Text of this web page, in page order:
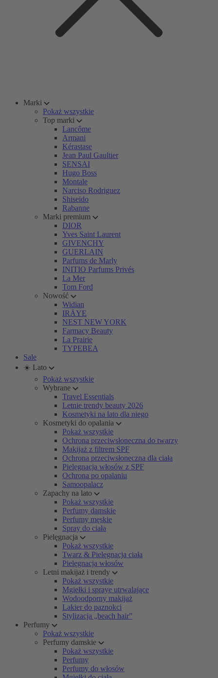
Marki
Pokaż wszystkie
Top marki
Lancôme
Armani
Kérastase
Jean Paul Gaultier
SENSAI
Hugo Boss
Montale
Narciso Rodriguez
Shiseido
Rabanne
Marki premium
DIOR
Yves Saint Laurent
GIVENCHY
GUERLAIN
Parfums de Marly
INITIO Parfums Privés
La Mer
Tom Ford
Nowość
Widian
IRÄYE
NEST NEW YORK
Farmacy Beauty
La Prairie
TYPEBEA
Sale
☀️ Lato
Pokaż wszystkie
Wybrane
Travel Essentials
Letnie trendy beauty 2026
Kosmetyki na lato dla niego
Kosmetyki do opalania
Pokaż wszystkie
Ochrona przeciwsłoneczna do twarzy
Makijaż z filtrem SPF
Ochrona przeciwsłoneczna dla ciała
Pielęgnacja włosów z SPF
Ochrona po opalaniu
Samoopalacz
Zapachy na lato
Pokaż wszystkie
Perfumy damskie
Perfumy męskie
Spray do ciała
Pielęgnacja
Pokaż wszystkie
Twarz & Pielęgnacja ciała
Pielęgnacja włosów
Letni makijaż i trendy
Pokaż wszystkie
Mgiełki i spraye utrwalające
Wodoodporny makijaż
Lakier do paznokci
Stylizacja „beach hair”
Perfumy
Pokaż wszystkie
Perfumy damskie
Pokaż wszystkie
Perfumy
Perfumy do włosów